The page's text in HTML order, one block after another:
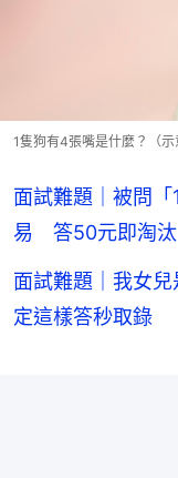
1隻狗有4張嘴是什麼？（
面試難題｜被問
易 答50元即淘汰
面試難題｜我女
定這樣答秒取錄